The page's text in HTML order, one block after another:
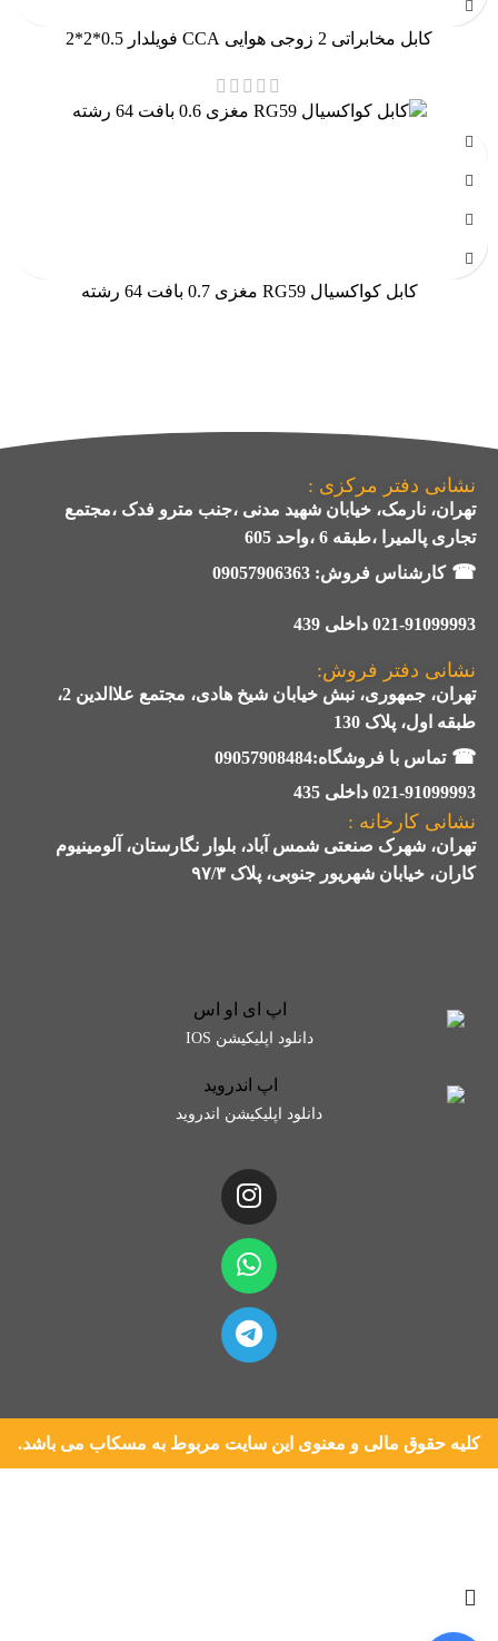
کابل مخابراتی 2 زوجی هوایی CCA فویلدار ‎2*2*0.5
کابل کواکسیال RG59 مغزی 0.7 بافت 64 رشته
نشانی دفتر مرکزی :
تهران، نارمک، خیابان شهید مدنی ،جنب مترو فدک ،مجتمع
تجاری پالمیرا ،طبقه 6 ،واحد 605
☎کارشناس فروش: 09057906363
021-91099993 داخلی 439
نشانی دفتر فروش:
تهران، جمهوری، نبش خیابان شیخ هادی، مجتمع علاالدین 2،
طبقه اول، پلاک 130
☎تماس با فروشگاه:09057908484
021-91099993 داخلی 435
نشانی کارخانه :
تهران، شهرک صنعتی شمس آباد، بلوار نگارستان، آلومینیوم
کاران، خیابان شهریور جنوبی، پلاک ۹۷/۳
دانلود اپلیکیشن IOS
دانلود اپلیکیشن اندروید
کلیه حقوق مالی و معنوی این سایت مربوط به مسکاب می باشد.